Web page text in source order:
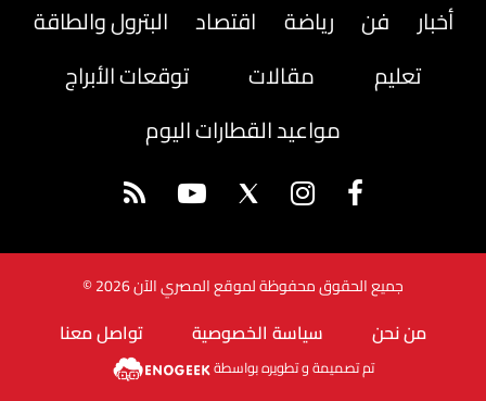
أخبار فن رياضة اقتصاد
البترول والطاقة
تعليم
مقالات
توقعات الأبراج
مواعيد القطارات اليوم
جميع الحقوق محفوظة لموقع المصري الآن 2026 ©
من نحن سياسة الخصوصية تواصل معنا
تم تصميمة و تطويره بواسطة